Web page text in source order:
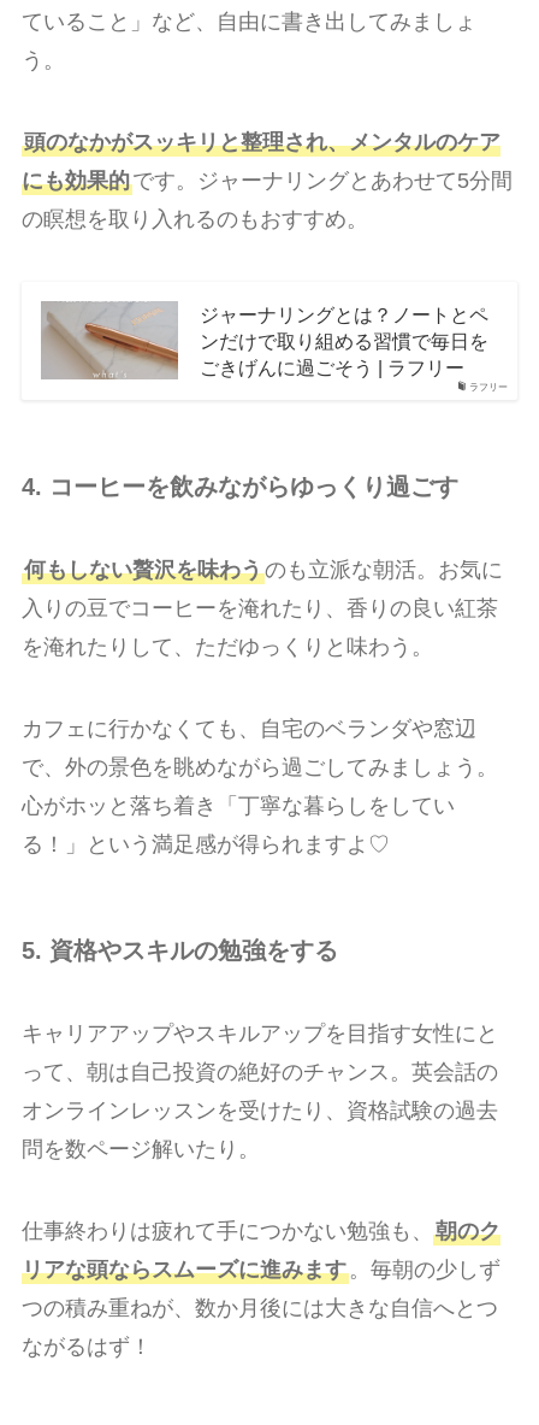
ていること」など、自由に書き出してみましょ
う。
頭のなかがスッキリと整理され、メンタルのケア
にも効果的です。ジャーナリングとあわせて5分間
の瞑想を取り入れるのもおすすめ。
ラフリー
ジャーナリングとは？ノートとペ
ンだけで取り組める習慣で毎日を
ごきげんに過ごそう | ラフリー
4. コーヒーを飲みながらゆっくり過ごす
何もしない贅沢を味わうのも立派な朝活。お気に
入りの豆でコーヒーを淹れたり、香りの良い紅茶
を淹れたりして、ただゆっくりと味わう。
カフェに行かなくても、自宅のベランダや窓辺
で、外の景色を眺めながら過ごしてみましょう。
心がホッと落ち着き「丁寧な暮らしをしてい
る！」という満足感が得られますよ♡
5. 資格やスキルの勉強をする
キャリアアップやスキルアップを目指す女性にと
って、朝は自己投資の絶好のチャンス。英会話の
オンラインレッスンを受けたり、資格試験の過去
問を数ページ解いたり。
仕事終わりは疲れて手につかない勉強も、 朝のク
リアな頭ならスムーズに進みます。毎朝の少しず
つの積み重ねが、数か月後には大きな自信へとつ
ながるはず！